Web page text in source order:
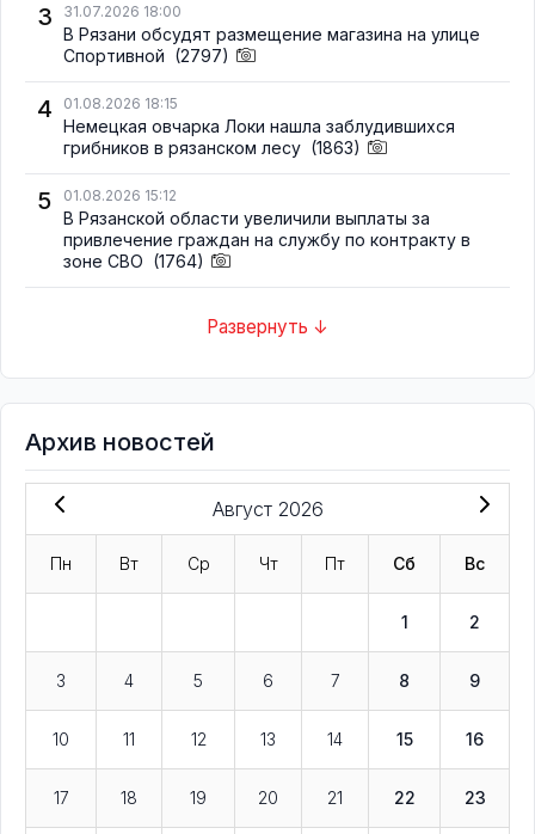
3 31.07.2026 18:00
В Рязани обсудят размещение магазина на улице
Спортивной (2797)
4 01.08.2026 18:15
Немецкая овчарка Локи нашла заблудившихся
грибников в рязанском лесу (1863)
5 01.08.2026 15:12
В Рязанской области увеличили выплаты за
привлечение граждан на службу по контракту в
зоне СВО (1764)
Развернуть ↓
Архив новостей
Август 2026
Пн Вт Ср Чт Пт Сб Вс
1 2
3 4 5 6 7 8 9
10 11 12 13 14 15 16
17 18 19 20 21 22 23